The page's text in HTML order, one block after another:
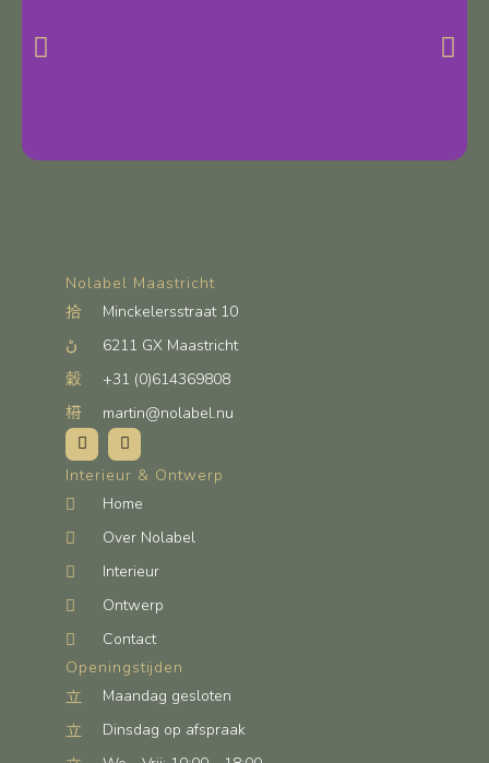
Nolabel Maastricht
Minckelersstraat 10
6211 GX Maastricht
+31 (0)614369808
martin@nolabel.nu
Interieur & Ontwerp
Home
Over Nolabel
Interieur
Ontwerp
Contact
Openingstijden
Maandag gesloten
Dinsdag op afspraak